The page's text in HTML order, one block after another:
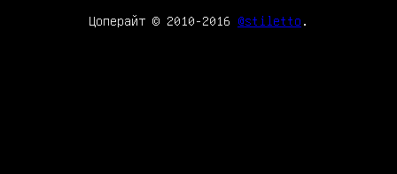
Цоперайт © 2010-2016 @stiletto